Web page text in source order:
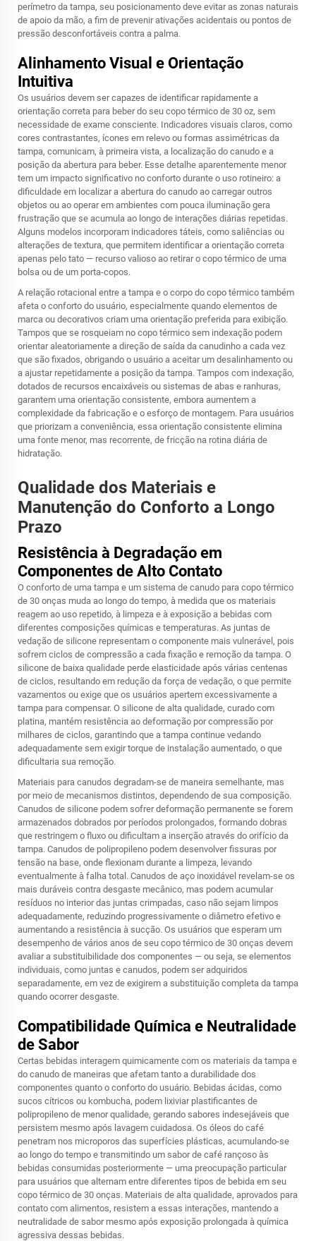
perímetro da tampa, seu posicionamento deve evitar as zonas naturais
de apoio da mão, a fim de prevenir ativações acidentais ou pontos de
pressão desconfortáveis contra a palma.
Alinhamento Visual e Orientação
Intuitiva
Os usuários devem ser capazes de identificar rapidamente a
orientação correta para beber do seu copo térmico de 30 oz, sem
necessidade de exame consciente. Indicadores visuais claros, como
cores contrastantes, ícones em relevo ou formas assimétricas da
tampa, comunicam, à primeira vista, a localização do canudo e a
posição da abertura para beber. Esse detalhe aparentemente menor
tem um impacto significativo no conforto durante o uso rotineiro: a
dificuldade em localizar a abertura do canudo ao carregar outros
objetos ou ao operar em ambientes com pouca iluminação gera
frustração que se acumula ao longo de interações diárias repetidas.
Alguns modelos incorporam indicadores táteis, como saliências ou
alterações de textura, que permitem identificar a orientação correta
apenas pelo tato — recurso valioso ao retirar o copo térmico de uma
bolsa ou de um porta-copos.
A relação rotacional entre a tampa e o corpo do copo térmico também
afeta o conforto do usuário, especialmente quando elementos de
marca ou decorativos criam uma orientação preferida para exibição.
Tampos que se rosqueiam no copo térmico sem indexação podem
orientar aleatoriamente a direção de saída da canudinho a cada vez
que são fixados, obrigando o usuário a aceitar um desalinhamento ou
a ajustar repetidamente a posição da tampa. Tampos com indexação,
dotados de recursos encaixáveis ou sistemas de abas e ranhuras,
garantem uma orientação consistente, embora aumentem a
complexidade da fabricação e o esforço de montagem. Para usuários
que priorizam a conveniência, essa orientação consistente elimina
uma fonte menor, mas recorrente, de fricção na rotina diária de
hidratação.
Qualidade dos Materiais e
Manutenção do Conforto a Longo
Prazo
Resistência à Degradação em
Componentes de Alto Contato
O conforto de uma tampa e um sistema de canudo para copo térmico
de 30 onças muda ao longo do tempo, à medida que os materiais
reagem ao uso repetido, à limpeza e à exposição a bebidas com
diferentes composições químicas e temperaturas. As juntas de
vedação de silicone representam o componente mais vulnerável, pois
sofrem ciclos de compressão a cada fixação e remoção da tampa. O
silicone de baixa qualidade perde elasticidade após várias centenas
de ciclos, resultando em redução da força de vedação, o que permite
vazamentos ou exige que os usuários apertem excessivamente a
tampa para compensar. O silicone de alta qualidade, curado com
platina, mantém resistência ao deformação por compressão por
milhares de ciclos, garantindo que a tampa continue vedando
adequadamente sem exigir torque de instalação aumentado, o que
dificultaria sua remoção.
Materiais para canudos degradam-se de maneira semelhante, mas
por meio de mecanismos distintos, dependendo de sua composição.
Canudos de silicone podem sofrer deformação permanente se forem
armazenados dobrados por períodos prolongados, formando dobras
que restringem o fluxo ou dificultam a inserção através do orifício da
tampa. Canudos de polipropileno podem desenvolver fissuras por
tensão na base, onde flexionam durante a limpeza, levando
eventualmente à falha total. Canudos de aço inoxidável revelam-se os
mais duráveis contra desgaste mecânico, mas podem acumular
resíduos no interior das juntas crimpadas, caso não sejam limpos
adequadamente, reduzindo progressivamente o diâmetro efetivo e
aumentando a resistência à sucção. Os usuários que esperam um
desempenho de vários anos de seu copo térmico de 30 onças devem
avaliar a substituibilidade dos componentes — ou seja, se elementos
individuais, como juntas e canudos, podem ser adquiridos
separadamente, em vez de exigirem a substituição completa da tampa
quando ocorrer desgaste.
Compatibilidade Química e Neutralidade
de Sabor
Certas bebidas interagem quimicamente com os materiais da tampa e
do canudo de maneiras que afetam tanto a durabilidade dos
componentes quanto o conforto do usuário. Bebidas ácidas, como
sucos cítricos ou kombucha, podem lixiviar plastificantes de
polipropileno de menor qualidade, gerando sabores indesejáveis que
persistem mesmo após lavagem cuidadosa. Os óleos do café
penetram nos microporos das superfícies plásticas, acumulando-se
ao longo do tempo e transmitindo um sabor de café rançoso às
bebidas consumidas posteriormente — uma preocupação particular
para usuários que alternam entre diferentes tipos de bebida em seu
copo térmico de 30 onças. Materiais de alta qualidade, aprovados para
contato com alimentos, resistem a essas interações, mantendo a
neutralidade de sabor mesmo após exposição prolongada à química
agressiva dessas bebidas.